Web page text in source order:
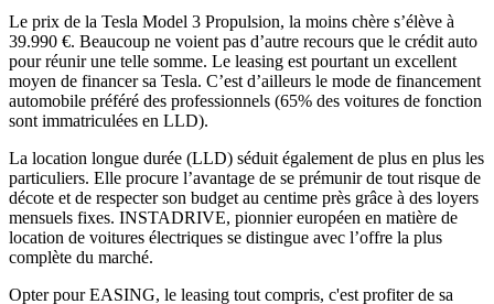
Le prix de la Tesla Model 3 Propulsion, la moins chère s’élève à
39.990 €. Beaucoup ne voient pas d’autre recours que le crédit auto
pour réunir une telle somme. Le leasing est pourtant un excellent
moyen de financer sa Tesla. C’est d’ailleurs le mode de financement
automobile préféré des professionnels (65% des voitures de fonction
sont immatriculées en LLD).
La location longue durée (LLD) séduit également de plus en plus les
particuliers. Elle procure l’avantage de se prémunir de tout risque de
décote et de respecter son budget au centime près grâce à des loyers
mensuels fixes. INSTADRIVE, pionnier européen en matière de
location de voitures électriques se distingue avec l’offre la plus
complète du marché.
Opter pour EASING, le leasing tout compris, c'est profiter de sa